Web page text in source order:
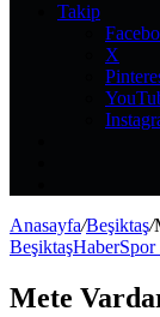
Takip
X
Anasayfa/Beşiktaş/
BeşiktaşHaberSpor
Mete